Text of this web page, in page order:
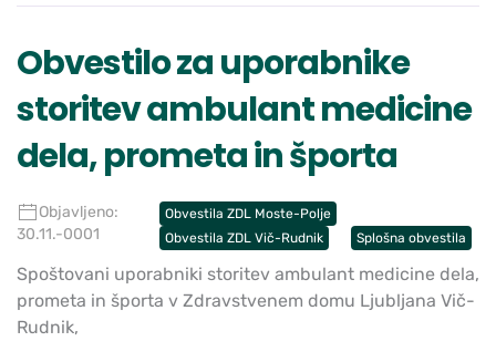
Obvestilo za uporabnike
storitev ambulant medicine
dela, prometa in športa
Objavljeno:
30.11.-0001
Obvestila ZDL Moste-Polje
Obvestila ZDL Vič-Rudnik
Splošna obvestila
Spoštovani uporabniki storitev ambulant medicine dela,
prometa in športa v Zdravstvenem domu Ljubljana Vič-
Rudnik,